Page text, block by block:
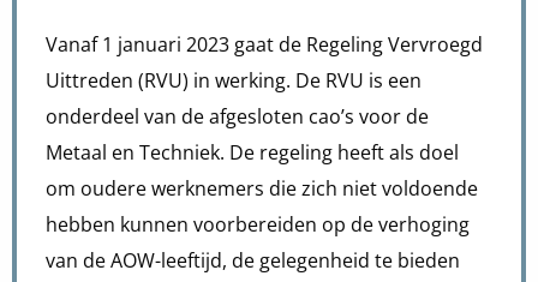
Vanaf 1 januari 2023 gaat de Regeling Vervroegd
Uittreden (RVU) in werking. De RVU is een
onderdeel van de afgesloten cao’s voor de
Metaal en Techniek. De regeling heeft als doel
om oudere werknemers die zich niet voldoende
hebben kunnen voorbereiden op de verhoging
van de AOW-leeftijd, de gelegenheid te bieden